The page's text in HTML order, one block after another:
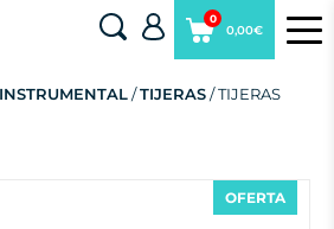
0,00€
0
INSTRUMENTAL/TIJERAS/ TIJERAS
OFERTA